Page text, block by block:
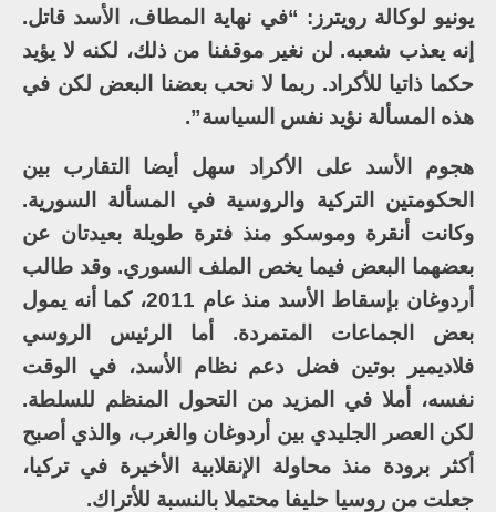
يونيو لوكالة رويترز: “في نهاية المطاف، الأسد قاتل.
إنه يعذب شعبه. لن نغير موقفنا من ذلك، لكنه لا يؤيد
حكما ذاتيا للأكراد. ربما لا نحب بعضنا البعض لكن في
هذه المسألة نؤيد نفس السياسة”.
هجوم الأسد على الأكراد سهل أيضا التقارب بين
الحكومتين التركية والروسية في المسألة السورية.
وكانت أنقرة وموسكو منذ فترة طويلة بعيدتان عن
بعضهما البعض فيما يخص الملف السوري. وقد طالب
أردوغان بإسقاط الأسد منذ عام 2011، كما أنه يمول
بعض الجماعات المتمردة. أما الرئيس الروسي
فلاديمير بوتين فضل دعم نظام الأسد، في الوقت
نفسه، أملا في المزيد من التحول المنظم للسلطة.
لكن العصر الجليدي بين أردوغان والغرب، والذي أصبح
أكثر برودة منذ محاولة الإنقلابية الأخيرة في تركيا،
جعلت من روسيا حليفا محتملا بالنسبة للأتراك.